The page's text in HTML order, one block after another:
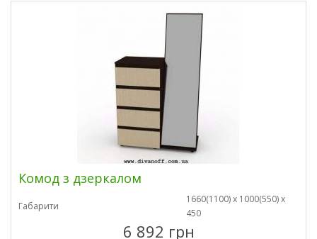
Комод з дзеркалом
Габарити
1660(1100) х 1000(550) х
450
6 892 грн